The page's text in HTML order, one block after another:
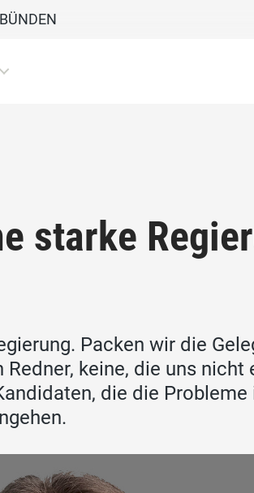
starke
Packen wir die
keine, die uns nicht
die die Probleme